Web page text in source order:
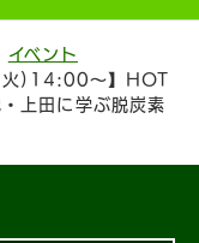
イベント
火)14:00〜】HOT
上田に学ぶ脱炭素